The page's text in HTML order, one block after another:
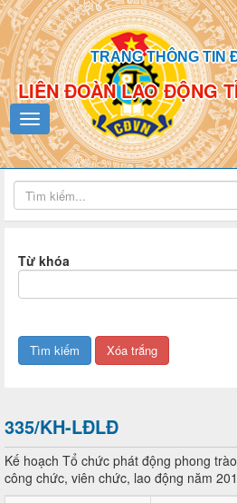
TRANG THÔNG TIN
LIÊN ĐOÀN LAO ĐỘNG
Từ khóa
335/KH-LĐLĐ
Kế hoạch Tổ chức phát động phong
công chức, viên chức, lao động năm